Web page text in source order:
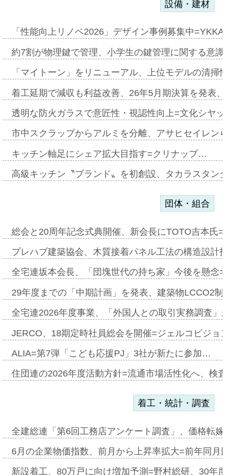
設備・建材
「性能向上リノベ2026」デザイン事例募集中
約7割が物理鍵で管理、小学生の鍵管理に関する意
「マイトーン」をリニューアル、上位モデルの清
着工延期で減収も利益改善、26年5月期決算を発表
透明な防火ガラスで意匠性・視認性向上=文化シヤ
市中スクラップからアルミを分離、アサヒセイレ
キッチン軸足にシェア拡大目指す=クリナップ…
高級キッチン〝ブランド〟を初創設、タカラスタ
団体・組合
総会と20周年記念式典開催、新会長にTOTO吉本氏
プレハブ建築協会、木質接着パネル工法の構造設
全宅連坂本会長、「団塊世代の持ち家」今後を懸
29年度までの「中期計画」を発表、建築物LCCO2
全宅連2026年度事業、「外国人との取引実務調査
JERCO、18期定時社員総会を開催=ジェルコビジ
ALIA=第7弾「こども応援PJ」3社が新たに参加…
住団連の2026年度活動方針=流通市場活性化へ、検
着工・統計・調査
全建総連「第6回工務店アンケート調査」、価格転
6月の企業物価指数、前月から上昇率拡大=前年同
新設着工、80万戸に向け増加予測=野村総研、30年